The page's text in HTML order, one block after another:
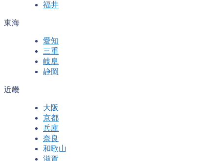
福井
東海
愛知
三重
岐阜
静岡
近畿
大阪
京都
兵庫
奈良
和歌山
滋賀